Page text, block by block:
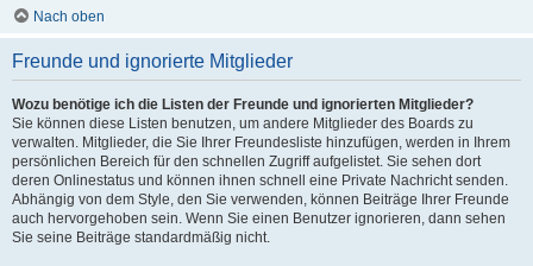
Nach oben
Freunde und ignorierte Mitglieder
Wozu benötige ich die Listen der Freunde und ignorierten Mitglieder?
Sie können diese Listen benutzen, um andere Mitglieder des Boards zu
verwalten. Mitglieder, die Sie Ihrer Freundesliste hinzufügen, werden in Ihrem
persönlichen Bereich für den schnellen Zugriff aufgelistet. Sie sehen dort
deren Onlinestatus und können ihnen schnell eine Private Nachricht senden.
Abhängig von dem Style, den Sie verwenden, können Beiträge Ihrer Freunde
auch hervorgehoben sein. Wenn Sie einen Benutzer ignorieren, dann sehen
Sie seine Beiträge standardmäßig nicht.